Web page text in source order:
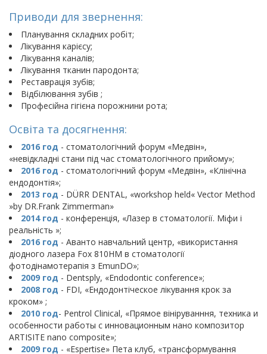
Приводи для звернення:
Планування складних робіт;
Лікування карієсу;
Лікування каналів;
Лікування тканин пародонта;
Реставрація зубів;
Відбілювання зубів ;
Професійна гігієна порожнини рота;
Освіта та досягнення:
2016 год - стоматологічний форум «Медвін»,
«невідкладні стани під час стоматологічного прийому»;
2016 год - стоматологічний форум «Медвін», «Клінічна
ендодонтія»;
2013 год - DÜRR DENTAL, «workshop held« Vector Method
»by DR.Frank Zimmerman»
2014 год - конференція, «Лазер в стоматології. Міфи і
реальність »;
2016 год - Аванто навчальний центр, «використання
діодного лазера Fox 810НМ в стоматології
фотодінамотерапія з EmunDO»;
2009 год - Dentsply, «Endodontic conference»;
2008 год - FDI, «Ендодонтіческое лікування крок за
кроком» ;
2010 год- Pentrol Clinical, «Прямое вініруванння, техника и
особенности работы с инновационным нано композитор
ARTISITE nano composite»;
2009 год - «Espertise» Пета клуб, «трансформування